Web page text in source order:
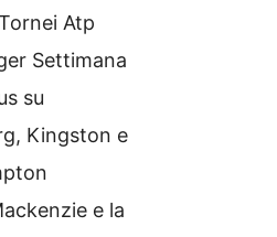
Atp
Settimana
su
Kingston e
e la